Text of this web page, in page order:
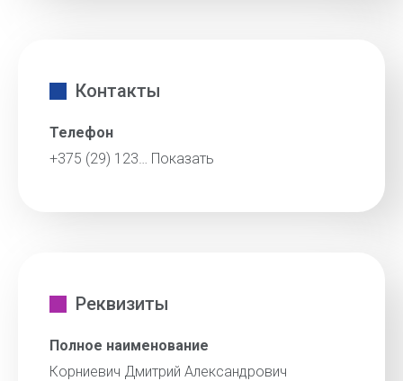
Контакты
Телефон
+375 (29) 123… Показать
Реквизиты
Полное наименование
Корниевич Дмитрий Александрович